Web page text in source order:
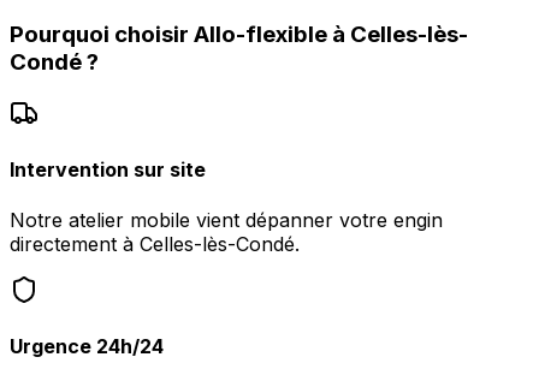
Pourquoi choisir Allo-flexible à Celles-lès-
Condé?
Intervention sur site
Notre atelier mobile vient dépanner votre engin
directement à Celles-lès-Condé.
Urgence 24h/24